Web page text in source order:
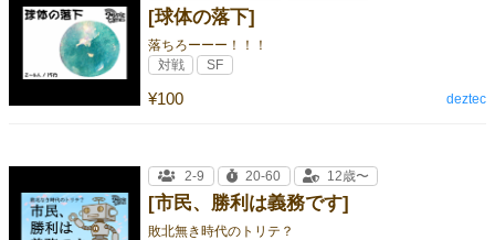
[球体の落下]
落ちろーーー！！！
¥100
対戦 SF
deztec
[市民、勝利は義務です]
敗北無き時代のトリテ？
2-9 20-60 12歳〜